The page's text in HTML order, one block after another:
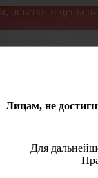
и цены
Лицам, не
Для